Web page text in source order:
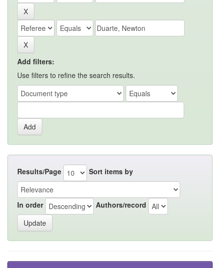
Add filters:
Use filters to refine the search results.
Results/Page Sort items by
In order Authors/record